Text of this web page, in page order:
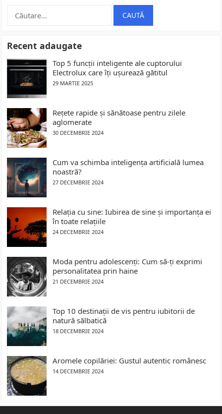
Caută
Recent adaugate
Top 5 funcții inteligente ale cuptorului
Electrolux care îți ușurează gătitul
29 MARTIE 2025
Rețete rapide și sănătoase pentru zilele
aglomerate
30 DECEMBRIE 2024
Cum va schimba inteligența artificială lumea
noastră?
27 DECEMBRIE 2024
Relația cu sine: Iubirea de sine și importanța ei
în toate relațiile
24 DECEMBRIE 2024
Moda pentru adolescenți: Cum să-ți exprimi
personalitatea prin haine
21 DECEMBRIE 2024
Top 10 destinații de vis pentru iubitorii de
natură sălbatică
18 DECEMBRIE 2024
Aromele copilăriei: Gustul autentic românesc
14 DECEMBRIE 2024